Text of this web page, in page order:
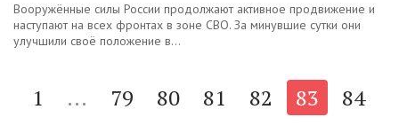
Вооружённые силы России продолжают активное продвижение и
наступают на всех фронтах в зоне СВО. За минувшие сутки они
улучшили своё положение в...
1 ... 79 80 81 82 83
84